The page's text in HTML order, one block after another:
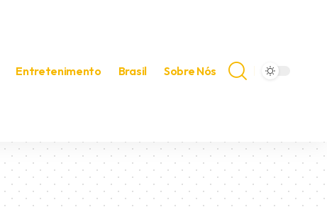
Entretenimento Brasil Sobre Nós